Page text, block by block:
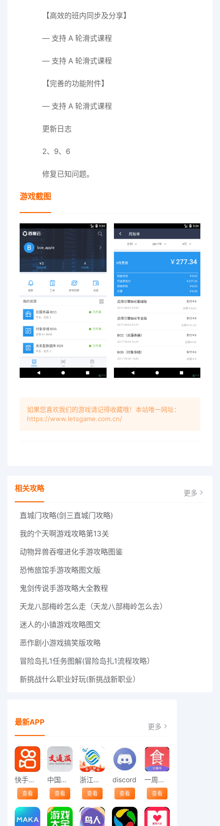
【高效的班内同步及分享】
— 支持 A 轮滑式课程
— 支持 A 轮滑式课程
【完善的功能附件】
— 支持 A 轮滑式课程
更新日志
2、9、6
修复已知问题。
游戏截图
如果您喜欢我们的游戏请记得收藏哦！本站唯一网址：
https://www.letsgame.com.cn/
相关攻略 更多
直城门攻略(剑三直城门攻略)
我的个天啊游戏攻略第13关
动物异兽吞噬进化手游攻略图鉴
恐怖旅馆手游攻略图文版
鬼剑传说手游攻略大全教程
天龙八部梅岭怎么走（天龙八部梅岭怎么去）
迷人的小镇游戏攻略图文
恶作剧小游戏搞笑版攻略
冒险岛扎1任务图解(冒险岛扎1流程攻略）
新挑战什么职业好玩(新挑战新职业）
最新APP 更多
快手安装
查看
中国交通报
查看
浙江移动
查看
discord
查看
一周菜谱
查看